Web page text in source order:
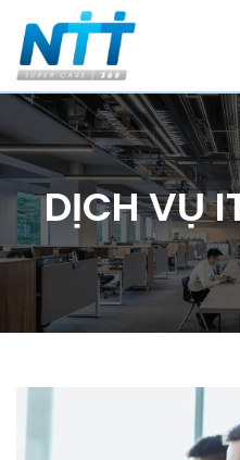
DỊCH VỤ